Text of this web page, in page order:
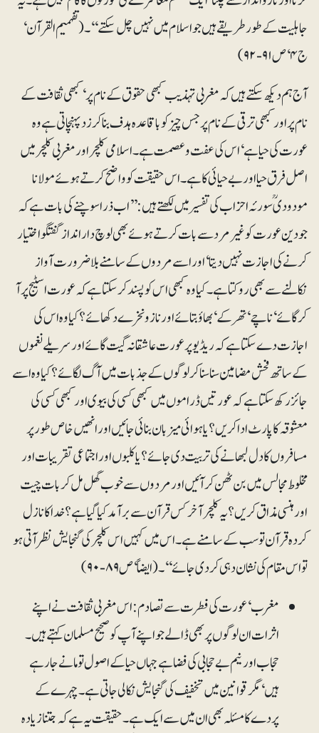
جاہلیت کے طور طریقے ہیں جو اسلام میں نہیں چل سکتے‘‘۔ (تفہمیم القرآن‘
ج ۴‘ ص ۹۱-۹۲)
آج ہم دیکھ سکتے ہیں کہ مغربی تہذیب کبھی حقوق کے نام پر‘ کبھی ثقافت کے
نام پر اور کبھی ترقی کے نام پر جس چیز کو باقاعدہ ہدف بنا کر زد پہنچاتی ہے وہ
عورت کی حیا ہے‘ اس کی عفت و عصمت ہے۔ اسلامی کلچر اور مغربی کلچر میں
اصل فرق حیا اور بے حیائی کا ہے۔ اس حقیقت کو واضح کرتے ہوئے مولانا
مودودیؒ سورئہ احزاب کی تفسیر میں لکھتے ہیں: ’’اب ذرا سوچنے کی بات ہے کہ
جو دین عورت کو غیر مرد سے بات کرتے ہوئے بھی لوچ دار انداز گفتگو اختیار
کرنے کی اجازت نہیں دیتا‘ اور اسے مردوں کے سامنے بلاضرورت آواز
نکالنے سے بھی روکتا ہے۔ کیا وہ کبھی اس کو پسند کرسکتا ہے کہ عورت اسٹیج پر آ
کر گائے‘ ناچے‘ تھرکے‘ بھاؤ بتائے اور ناز و نخرے دکھائے؟ کیا وہ اس کی
اجازت دے سکتا ہے کہ ریڈیو پر عورت عاشقانہ گیت گائے اور سریلے نغموں
کے ساتھ فحش مضامین سنا سنا کر لوگوں کے جذبات میں آگ لگائے؟ کیا وہ اسے
جائز رکھ سکتا ہے کہ عورتیں ڈراموں میں کبھی کسی کی بیوی اور کبھی کسی کی
معشوقہ کا پارٹ ادا کریں؟ یا ہوائی میزبان بنائی جائیں اور انھیں خاص طور پر
مسافروں کا دل لبھانے کی تربیت دی جائے؟ یا کلبوں اور اجتماعی تقریبات اور
مخلوط مجالس میں بن ٹھن کر آئیں اور مردوں سے خوب گھل مل کر بات چیت
اور ہنسی مذاق کریں؟ یہ کلچر آخر کس قرآن سے برآمد کیا گیا ہے؟ خدا کا نازل
کردہ قرآن تو سب کے سامنے ہے۔ اس میں کہیں اس کلچر کی گنجایش نظر آتی ہو
تو اس مقام کی نشان دہی کر دی جائے‘‘۔ (ایضاً‘ ص ۸۹-۹۰)
مغرب‘ عورت کی فطرت سے تصادم: اس مغربی ثقافت نے اپنے
اثرات ان لوگوں پر بھی ڈالے جو اپنے آپ کو صحیح مسلمان کہتے ہیں۔
حجاب اور نیم بے حجابی کی فضا ہے جہاں حیا کے اصول تو مانے جا رہے
ہیں‘ مگر قوانین میں تخفیف کی گنجایش نکالی جاتی ہے۔ چہرے کے
پردے کا مسئلہ بھی ان میں سے ایک ہے۔ حقیقت یہ ہے کہ جتنا زیادہ